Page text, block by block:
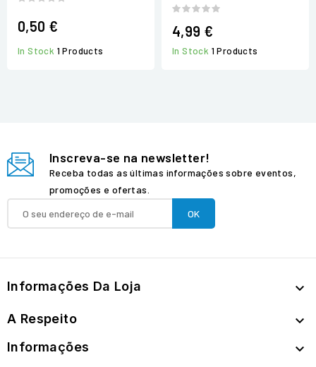
0,50 €
In Stock 1 Products
4,99 €
In Stock 1 Products
Inscreva-se na newsletter!
Receba todas as últimas informações sobre eventos,
promoções e ofertas.
Informações Da Loja 
A Respeito 
Informações 